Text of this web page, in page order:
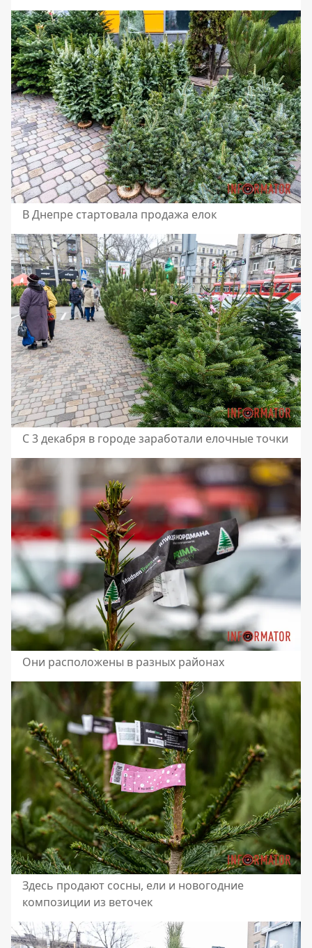
В Днепре стартовала продажа елок
С 3 декабря в городе заработали елочные точки
Они расположены в разных районах
Здесь продают сосны, ели и новогодние
композиции из веточек